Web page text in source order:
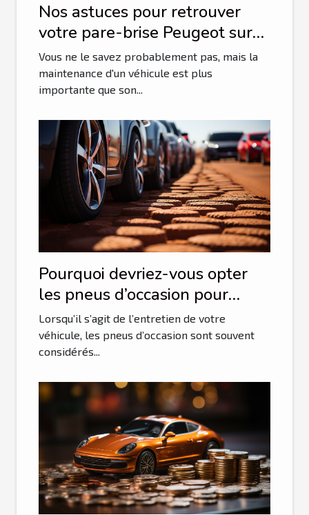
Nos astuces pour retrouver
votre pare-brise Peugeot sur
le net
Vous ne le savez probablement pas, mais la
maintenance d'un véhicule est plus
importante que son...
Pourquoi devriez-vous opter
les pneus d’occasion pour
votre véhicule ?
Lorsqu’il s’agit de l’entretien de votre
véhicule, les pneus d’occasion sont souvent
considérés...